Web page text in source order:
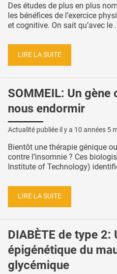
Des études de plus en plus
les bénéfices de l’exercice
et cognitive. On sait qu’avec le
LIRE LA SUITE
SOMMEIL: Un gène
nous endormir
Actualité publiée il y a 10 années 5
Bientôt une thérapie génique
contre l’insomnie ? Ces
Institute of Technology)
LIRE LA SUITE
DIABÈTE de type 2:
épigénétique du
glycémique